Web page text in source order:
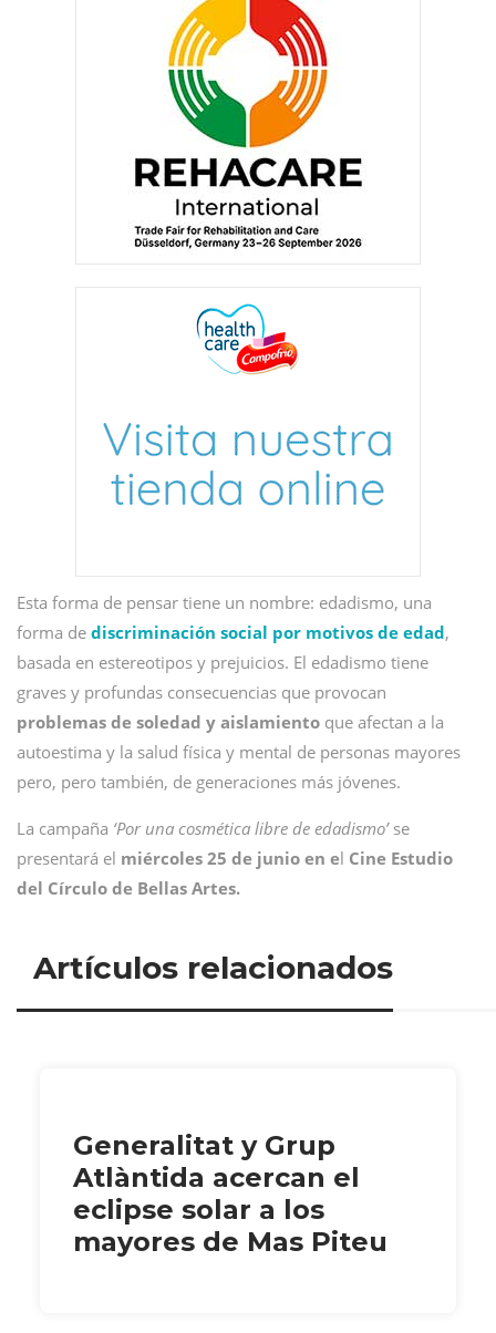
Esta forma de pensar tiene un nombre: edadismo, una
forma de discriminación social por motivos de edad,
basada en estereotipos y prejuicios. El edadismo tiene
graves y profundas consecuencias que provocan
problemas de soledad y aislamiento que afectan a la
autoestima y la salud física y mental de personas mayores
pero, pero también, de generaciones más jóvenes.
La campaña ‘Por una cosmética libre de edadismo’ se
presentará el miércoles 25 de junio en el Cine Estudio
del Círculo de Bellas Artes.
Artículos relacionados
Generalitat y Grup
Atlàntida acercan el
eclipse solar a los
mayores de Mas Piteu